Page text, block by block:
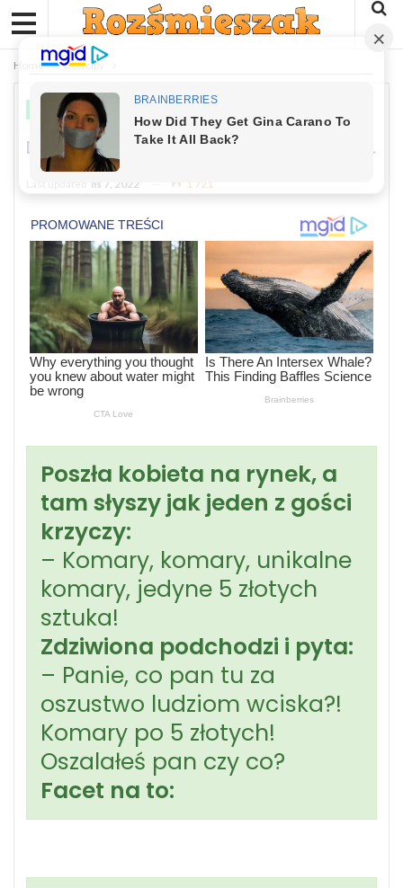
Home Dowcipy
DOWCIPY
Dowcip Dnia: Poszła Kobieta Na Rynek…
lis 7, 2022 1 721
Poszła kobieta na rynek, a
tam słyszy jak jeden z gości
krzyczy:
– Komary, komary, unikalne
komary, jedyne 5 złotych
sztuka!
Zdziwiona podchodzi i pyta:
– Panie, co pan tu za
oszustwo ludziom wciska?!
Komary po 5 złotych!
Oszalałeś pan czy co?
Facet na to: